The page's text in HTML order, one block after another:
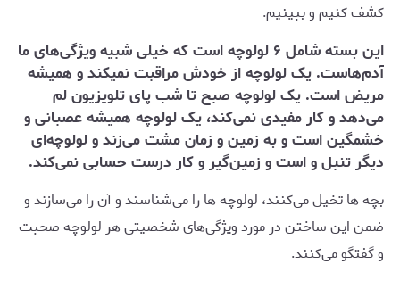
کشف کنیم و ببینیم‌.
این بسته شامل ۶ لولوچه است که خیلی شبیه ویژگی‌های ما
آدم‌هاست. یک لولوچه از خودش مراقبت نمیکند و همیشه
مریض است. یک لولوچه صبح تا شب پای تلویزیون لم
می‌دهد و کار مفیدی نمی‌کند، یک لولوچه همیشه عصبانی و
خشمگین است و به زمین و زمان مشت می‌زند و لولوچه‌ای
دیگر تنبل و است و زمین‌گیر و کار درست حسابی نمی‌کند.
بچه ها تخیل می‌کنند، لولوچه ها را می‌شناسند و آن را می‌سازند و
ضمن این ساختن در مورد ویژگی‌های شخصیتی هر لولوچه صحبت
و گفتگو می‌کنند.